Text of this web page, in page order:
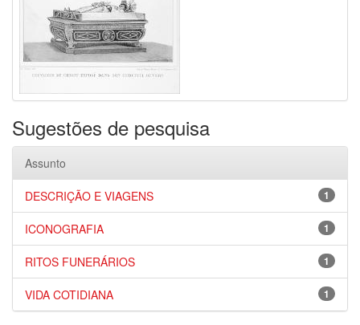
Sugestões de pesquisa
Assunto
1
DESCRIÇÃO E VIAGENS
1
ICONOGRAFIA
1
RITOS FUNERÁRIOS
1
VIDA COTIDIANA